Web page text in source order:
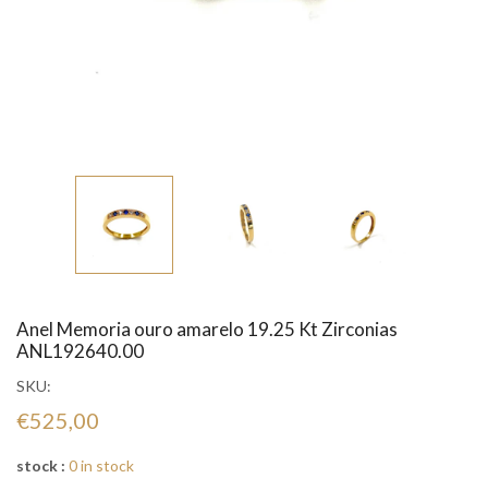
Anel Memoria ouro amarelo 19.25 Kt Zirconias
ANL192640.00
SKU:
€525,00
stock : 0 in stock